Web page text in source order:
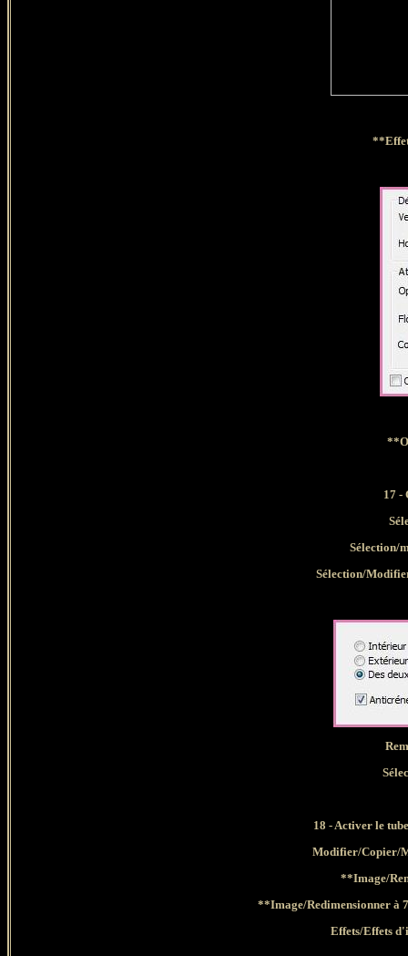
17 -
Sélection/
Sélection/
18 - Activer le
Modifier/Copier/
**Image/
**Image/Redimensionner à
Effets/Effets